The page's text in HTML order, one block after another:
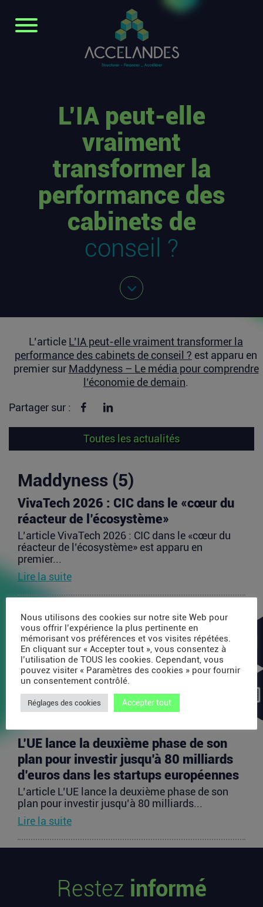
L’IA peut-elle
vraiment
transformer la
performance des
cabinets de
conseil ?
L’article L’IA peut-elle vraiment transformer la
performance des cabinets de conseil ? est apparu en
premier sur Maddyness – Le média pour comprendre
l’économie de demain.
Partager sur : Partager sur Facebook
Toutes les actualités
Maddyness (5)
VivaTech 2026 : CIC dans le «cœur du
réacteur de l’écosystème»
L’article VivaTech 2026 : CIC dans le «cœur du
réacteur de l’écosystème» est apparu en
premier...
Lire la suite
Après AMI Labs, Yann LeCun veut
lancer un fonds de 200 millions d’euros
dédié à l’IA
L’article Après AMI Labs, Yann LeCun veut lancer
un fonds de 200 millions d’euros dédié à l’IA
est...
Lire la suite
L’UE lance la deuxième phase de son
plan pour investir jusqu’à 80 milliards
d’euros dans les startups européennes
L’article L’UE lance la deuxième phase de son
plan pour investir jusqu’à 80 milliards...
Lire la suite
millions d’euros cette semaine
L’article Les startups françaises ont levé 113
Restez informé
Nous utilisons des cookies sur notre site Web pour
vous offrir l’expérience la plus pertinente en
mémorisant vos préférences et vos visites répétées.
En cliquant sur « Accepter tout », vous consentez à
l’utilisation de TOUS les cookies. Cependant, vous
pouvez visiter « Paramètres des cookies » pour fournir
un consentement contrôlé.
Réglages des cookies Accepter tout